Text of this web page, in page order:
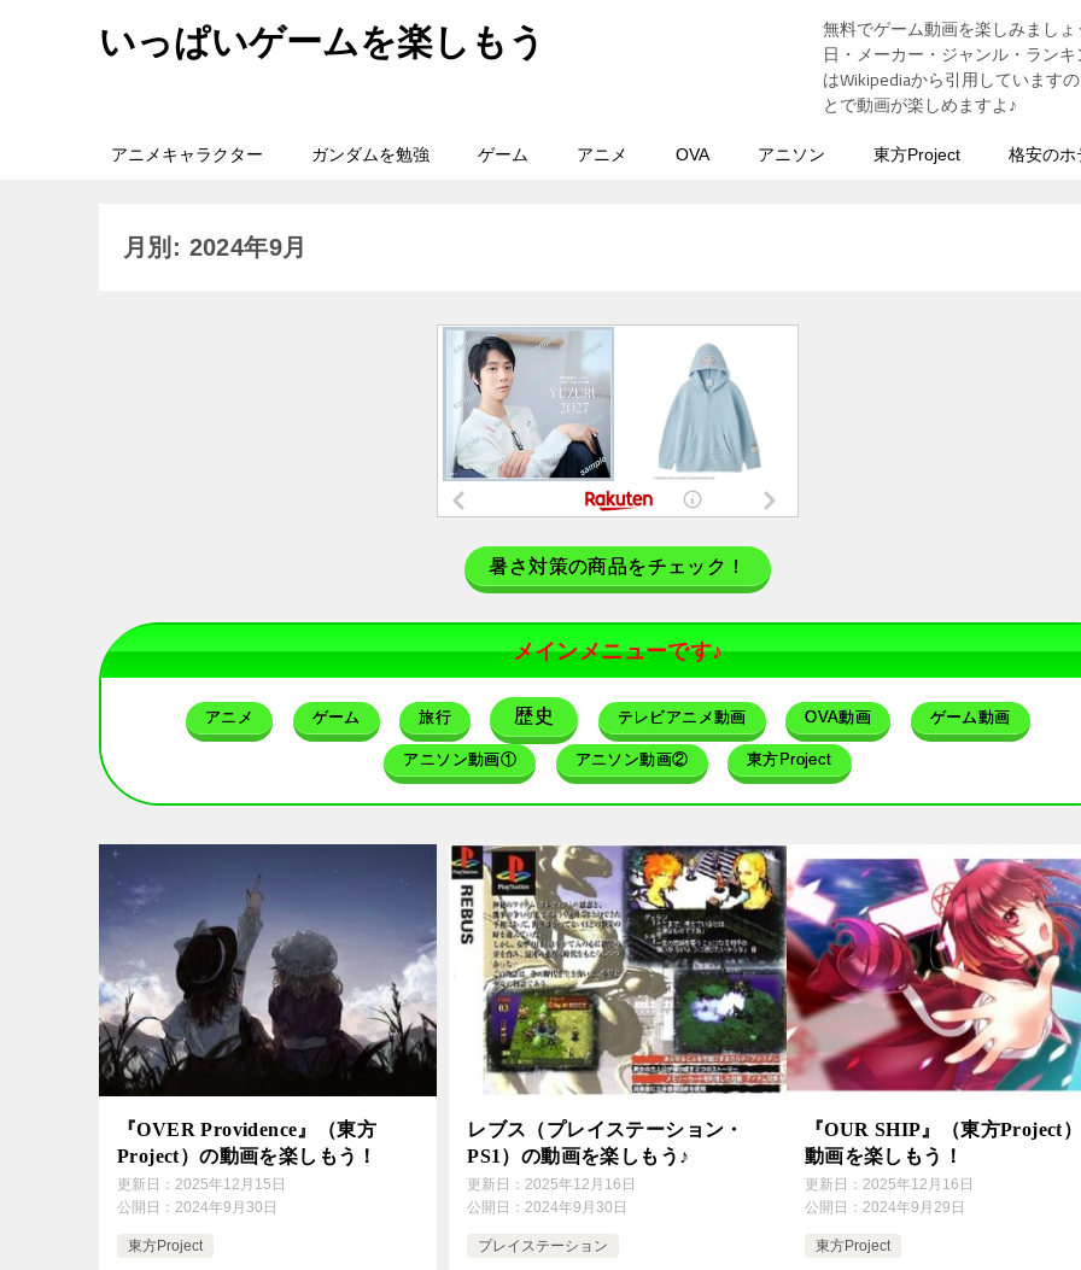
いっぱいゲームを楽しもう
無料でゲーム動画を楽しみまし
日・メーカー・ジャンル・ラン
はWikipediaから引用しています
とで動画が楽しめますよ♪
アニメキャラクター ガンダムを勉強 ゲーム アニメ OVA アニソン 東方Project 格安のホ
月別: 2024年9月
暑さ対策の商品をチェック！
メインメニューです♪
アニメ ゲーム 旅行 歴史 テレビアニメ動画 OVA動画 ゲーム動画
アニソン動画① アニソン動画② 東方Project
『OVER Providence』（東方
Project）の動画を楽しもう！
更新日： 2025年12月15日
公開日： 2024年9月30日
東方Project
レブス（プレイステーション・
PS1）の動画を楽しもう♪
更新日：2025年12月16日
公開日：2024年9月30日
プレイステーション
『OUR SHIP』（東方Project
動画を楽しもう！
更新日： 2025年12月16日
公開日： 2024年9月29日
東方Project